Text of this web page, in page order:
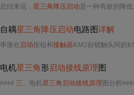
总结来说， 星三角降压启动是一种有效的降
自耦星三角降压启动电路图详解
串接在 启动按钮和接触器KM2自锁触头间的
电机星三角形 启动接线原理图
#### 三 、电机星三角启动接线原理 图分析